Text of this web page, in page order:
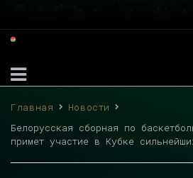
Главная
Новости
Белорусская сборная по
примет участие в Кубке